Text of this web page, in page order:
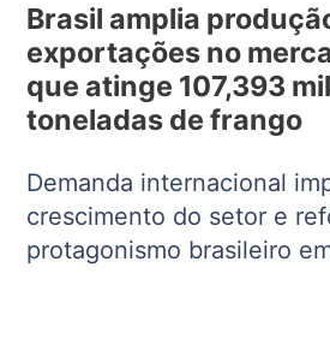
Brasil amplia
exportações no
que atinge 107,393
toneladas de frango
Demanda internacional
crescimento do setor e
protagonismo brasileiro